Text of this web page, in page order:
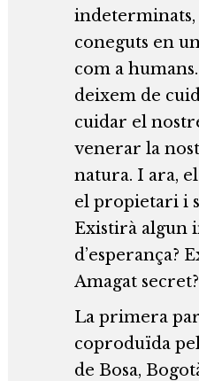
coneguts en
com a
deixem de
cuidar el
venerar la
natura. I ara,
el propietari i
Existirà algun
d’esperança?
Amagat
La primera
coproduïda
de Bosa,